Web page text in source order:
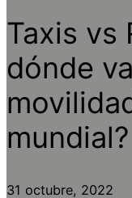
Taxis vs
dónde
mundial?
31 octubre, 2022